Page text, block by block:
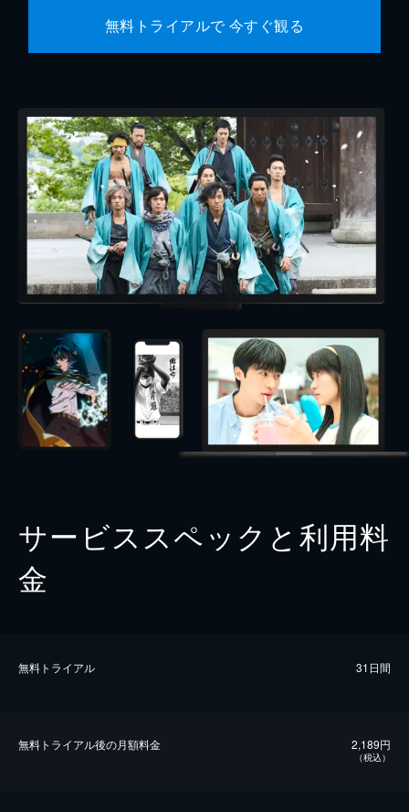
無料トライアルで 今すぐ観る
サービススペックと利用料
金
無料トライアル 31日間
無料トライアル後の⽉額料金 2,189円
（税込）